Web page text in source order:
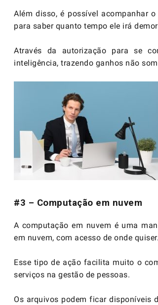
Além disso, é possível acompanhar
para saber quanto tempo ele irá
Através da autorização para se
inteligência, trazendo ganhos não
#3 – Computação em nuvem
A computação em nuvem é uma
em nuvem, com acesso de onde quiser.
Esse tipo de ação facilita muito o
serviços na gestão de pessoas.
Os arquivos podem ficar disponíveis